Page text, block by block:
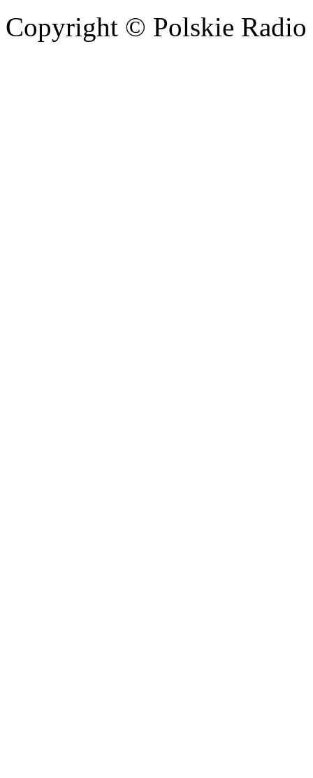
Copyright © Polskie